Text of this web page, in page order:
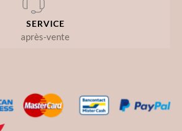
SERVICE
après-vente